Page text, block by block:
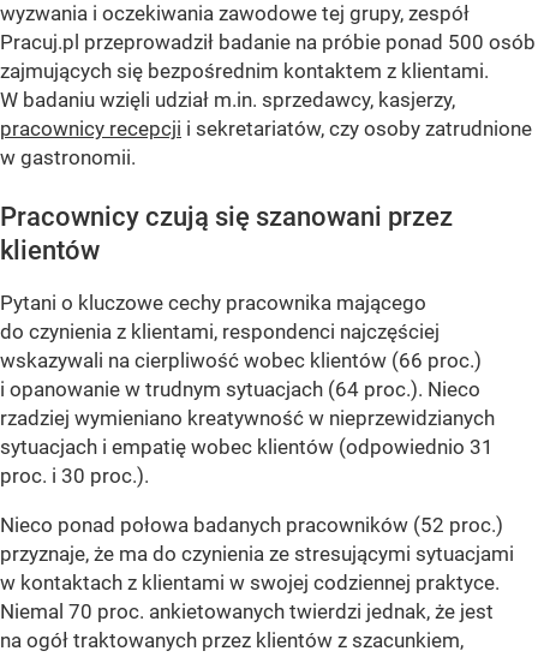
wyzwania i oczekiwania zawodowe tej grupy, zespół
Pracuj.pl przeprowadził badanie na próbie ponad 500 osób
zajmujących się bezpośrednim kontaktem z klientami.
W badaniu wzięli udział m.in. sprzedawcy, kasjerzy,
pracownicy recepcji i sekretariatów, czy osoby zatrudnione
w gastronomii.
Pracownicy czują się szanowani przez
klientów
Pytani o kluczowe cechy pracownika mającego
do czynienia z klientami, respondenci najczęściej
wskazywali na cierpliwość wobec klientów (66 proc.)
i opanowanie w trudnym sytuacjach (64 proc.). Nieco
rzadziej wymieniano kreatywność w nieprzewidzianych
sytuacjach i empatię wobec klientów (odpowiednio 31
proc. i 30 proc.).
Nieco ponad połowa badanych pracowników (52 proc.)
przyznaje, że ma do czynienia ze stresującymi sytuacjami
w kontaktach z klientami w swojej codziennej praktyce.
Niemal 70 proc. ankietowanych twierdzi jednak, że jest
na ogół traktowanych przez klientów z szacunkiem,